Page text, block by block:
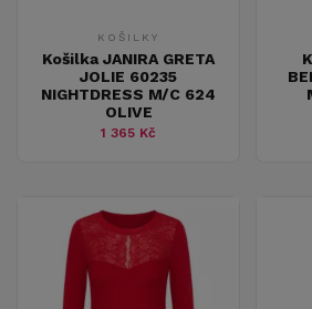
KOŠILKY
Košilka JANIRA GRETA
JOLIE 60235
NIGHTDRESS M/C 624
OLIVE
1 365 Kč